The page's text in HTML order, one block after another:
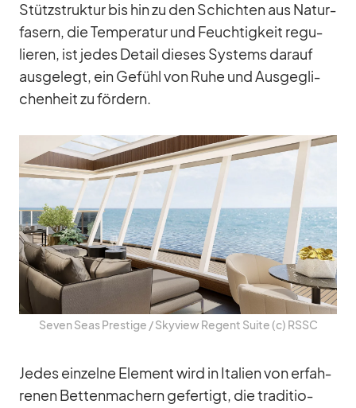
Stütz­struk­tur bis hin zu den Schich­ten aus Na­tur­
fa­sern, die Tem­pe­ra­tur und Feuch­tig­keit re­gu­
lie­ren, ist je­des De­tail die­ses Sys­tems dar­auf
aus­ge­legt, ein Ge­fühl von Ruhe und Aus­ge­gli­
chen­heit zu för­dern.
Se­ven Seas Pres­tige /​ Sky­view Re­gent Suite (c) RSSC
Je­des ein­zelne Ele­ment wird in Ita­lien von er­fah­
re­nen Bet­ten­ma­chern ge­fer­tigt, die tra­di­tio­